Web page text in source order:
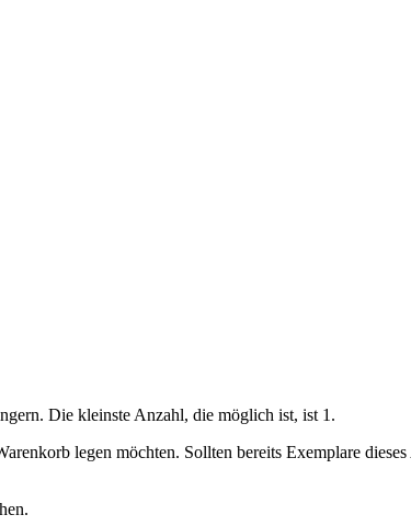
Die kleinste Anzahl, die möglich ist, ist 1.
legen möchten. Sollten bereits Exemplare